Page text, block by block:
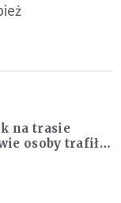
na trasie
osoby trafiły